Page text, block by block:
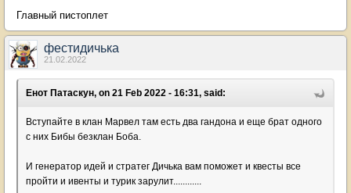
Главный пистоплет
фестидичька
21.02.2022
Енот Патаскун, on 21 Feb 2022 - 16:31, said:
Вступайте в клан Марвел там есть два гандона и еще брат одного
с них Бибы безклан Боба.
И генератор идей и стратег Дичька вам поможет и квесты все
пройти и ивенты и турик зарулит............